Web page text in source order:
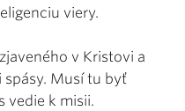
viery.
v Kristovi a
spásy. Musí tu byť
vedie k misii.